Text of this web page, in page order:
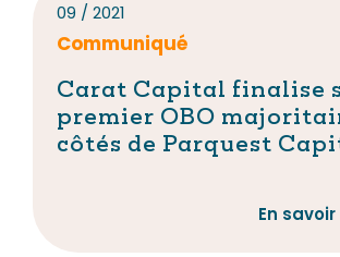
09 / 2021
Communiqué
Carat Capital finalise
premier OBO
côtés de Parquest
En